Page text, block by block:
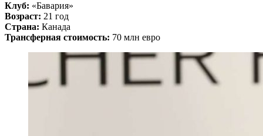
Клуб: «Бавария»
Возраст: 21 год
Страна: Канада
Трансферная стоимость: 70 млн евро